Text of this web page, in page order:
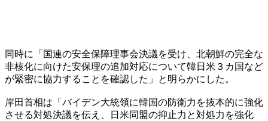
同時に「国連の安全保障理事会決議を受け、北朝鮮の完全な
非核化に向けた安保理の追加対応について韓日米３カ国など
が緊密に協力することを確認した」と明らかにした。
岸田首相は「バイデン大統領に韓国の防衛力を抜本的に強化
させる対処決議を伝え、日米同盟の抑止力と対処力を強化